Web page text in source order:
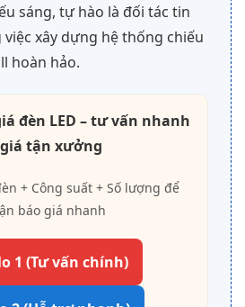
sáng, tự hào là đối tác tin
xây dựng hệ thống chiếu
hoàn hảo.
đèn LED – tư vấn nhanh
tận xưởng
+ Công suất + Số lượng để
báo giá nhanh
1 (Tư vấn chính)